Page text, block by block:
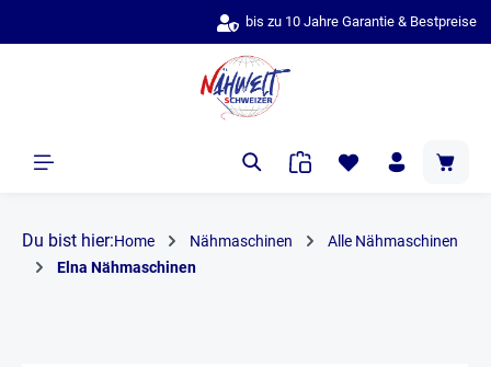
bis zu 10 Jahre Garantie & Bestpreise
Du bist hier:Home Nähmaschinen
Alle Nähmaschinen
Elna Nähmaschinen